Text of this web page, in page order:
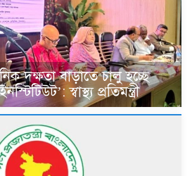
দক্ষতা বাড়াতে চালু হচ্ছে
স্বাস্থ্য প্রতিমন্ত্রী